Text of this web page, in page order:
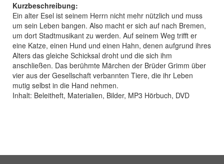
Kurzbeschreibung:
Ein alter Esel ist seinem Herrn nicht mehr nützlich und muss
um sein Leben bangen. Also macht er sich auf nach Bremen,
um dort Stadtmusikant zu werden. Auf seinem Weg trifft er
eine Katze, einen Hund und einen Hahn, denen aufgrund ihres
Alters das gleiche Schicksal droht und die sich ihm
anschließen. Das berühmte Märchen der Brüder Grimm über
vier aus der Gesellschaft verbannten Tiere, die ihr Leben
mutig selbst in die Hand nehmen.
Inhalt: Beleitheft, Materialien, Bilder, MP3 Hörbuch, DVD